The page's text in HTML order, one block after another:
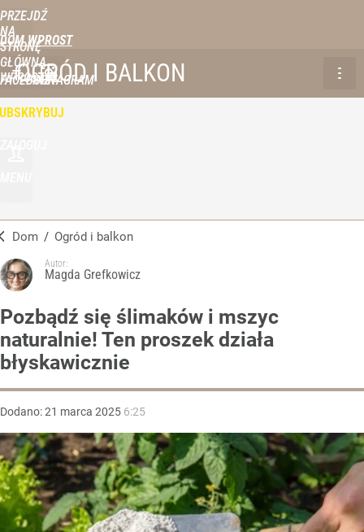
PRZEJDŹ
NA
STRONĘ
GŁÓWNĄ
WPROST.PL
DOM WPROST
FACEBOOKINSTAGRAM
OGRÓD I BALKON
Dom / Ogród i balkon
Autor:
Magda Grefkowicz
Pozbądź się ślimaków i mszyc
naturalnie! Ten proszek działa
błyskawicznie
Dodano:21 marca 2025 6:25